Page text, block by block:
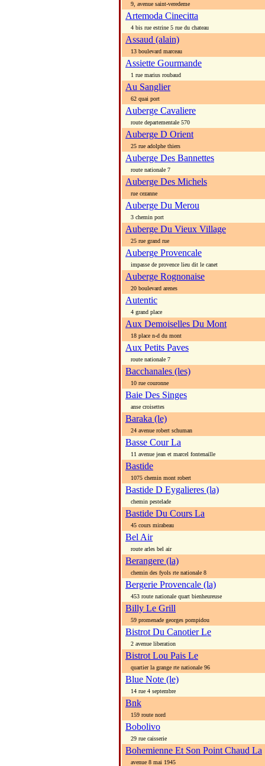
9, avenue saint-veredeme
Artemoda Cinecitta
4 bis rue estrine 5 rue du chateau
Assaud (alain)
13 boulevard marceau
Assiette Gourmande
1 rue marius roubaud
Au Sanglier
62 quai port
Auberge Cavaliere
route departementale 570
Auberge D Orient
25 rue adolphe thiers
Auberge Des Bannettes
route nationale 7
Auberge Des Michels
rue cezanne
Auberge Du Merou
3 chemin port
Auberge Du Vieux Village
25 rue grand rue
Auberge Provencale
impasse de provence lieu dit le canet
Auberge Rognonaise
20 boulevard arenes
Autentic
4 grand place
Aux Demoiselles Du Mont
18 place n-d du mont
Aux Petits Paves
route nationale 7
Bacchanales (les)
10 rue couronne
Baie Des Singes
anse croisettes
Baraka (le)
24 avenue robert schuman
Basse Cour La
11 avenue jean et marcel fontenaille
Bastide
1075 chemin mont robert
Bastide D Eygalieres (la)
chemin pestelade
Bastide Du Cours La
45 cours mirabeau
Bel Air
route arles bel air
Berangere (la)
chemin des fyols rte nationale 8
Bergerie Provencale (la)
453 route nationale quart bienheureuse
Billy Le Grill
59 promenade georges pompidou
Bistrot Du Canotier Le
2 avenue liberation
Bistrot Lou Pais Le
quartier la grange rte nationale 96
Blue Note (le)
14 rue 4 septembre
Bnk
159 route nord
Bobolivo
29 rue caisserie
Bohemienne Et Son Point Chaud La
avenue 8 mai 1945